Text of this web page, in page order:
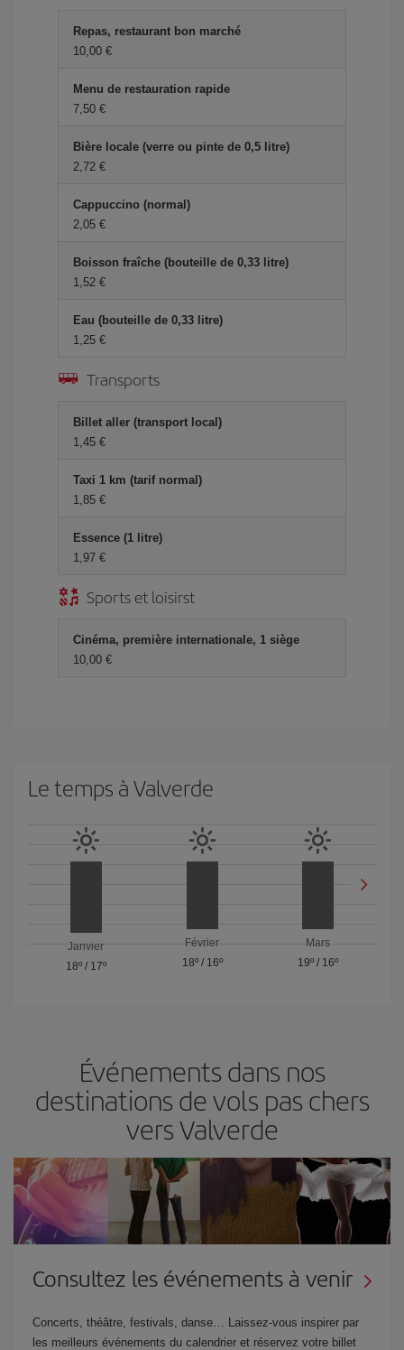
Repas, restaurant bon marché
10,00 €
Menu de restauration rapide
7,50 €
Bière locale (verre ou pinte de 0,5 litre)
2,72 €
Cappuccino (normal)
2,05 €
Boisson fraîche (bouteille de 0,33 litre)
1,52 €
Eau (bouteille de 0,33 litre)
1,25 €
Transports
Billet aller (transport local)
1,45 €
Taxi 1 km (tarif normal)
1,85 €
Essence (1 litre)
1,97 €
Sports et loisirst
Cinéma, première internationale, 1 siège
10,00 €
Le temps à Valverde
Janvier
18º/ 17º
Février
18º/ 16º
Mars
19º / 16º
Événements dans nos
destinations de vols pas chers
vers Valverde
Consultez les événements à venir
Concerts, théâtre, festivals, danse… Laissez-vous inspirer par
les meilleurs événements du calendrier et réservez votre billet